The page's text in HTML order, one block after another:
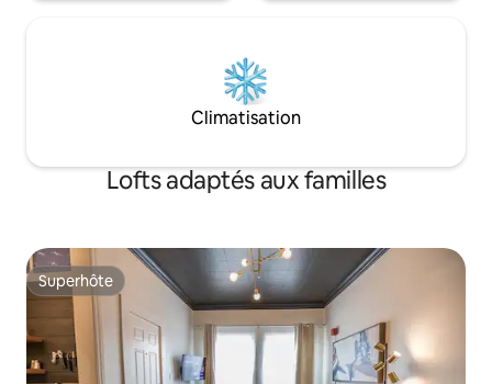
Climatisation
Lofts adaptés aux familles
Superhôte
Superhôte